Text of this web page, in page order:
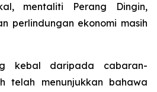
mentaliti Perang Dingin,
perlindungan ekonomi masih
kebal daripada cabaran-
telah menunjukkan bahawa